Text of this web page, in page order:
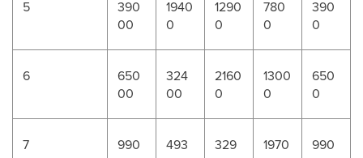
5
390
00
1940
0
1290
0
780
0
390
0
6
650
00
324
00
2160
0
1300
0
650
0
7
990
493
329
1970
990